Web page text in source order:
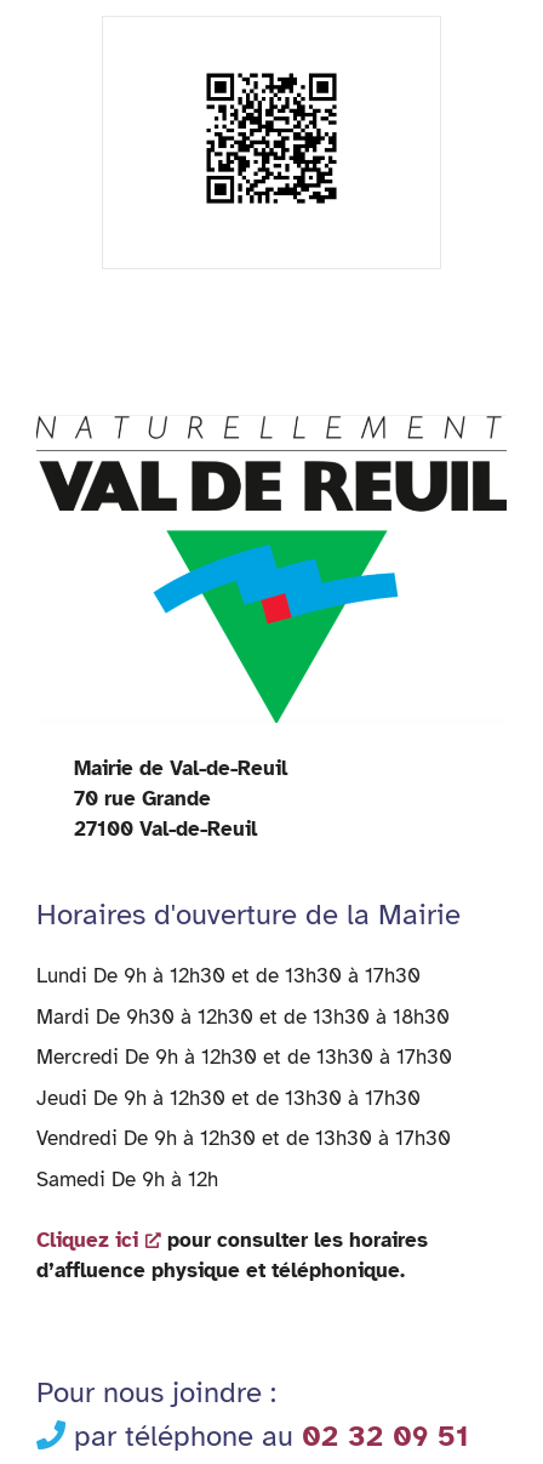
Mairie de Val-de-Reuil
70 rue Grande
27100 Val-de-Reuil
Horaires d'ouverture de la Mairie
Lundi De 9h à 12h30 et de 13h30 à 17h30
Mardi De 9h30 à 12h30 et de 13h30 à 18h30
Mercredi De 9h à 12h30 et de 13h30 à 17h30
Jeudi De 9h à 12h30 et de 13h30 à 17h30
Vendredi De 9h à 12h30 et de 13h30 à 17h30
Samedi De 9h à 12h
Cliquez ici
pour consulter les horaires
d’affluence physique et téléphonique.
Pour nous joindre :
par téléphone au 02 32 09 51